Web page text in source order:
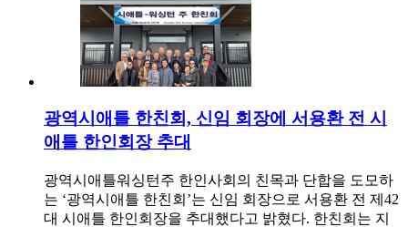
광역시애틀 한친회, 신임 회장에 서용환 전 시
애틀 한인회장 추대
광역시애틀워싱턴주 한인사회의 친목과 단합을 도모하
는 ‘광역시애틀 한친회’는 신임 회장으로 서용환 전 제42
대 시애틀 한인회장을 추대했다고 밝혔다. 한친회는 지